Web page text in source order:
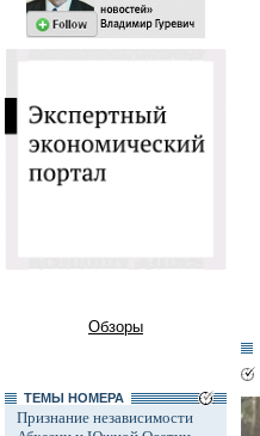
Обзоры
ТЕМЫ НОМЕРА
Признание независимости